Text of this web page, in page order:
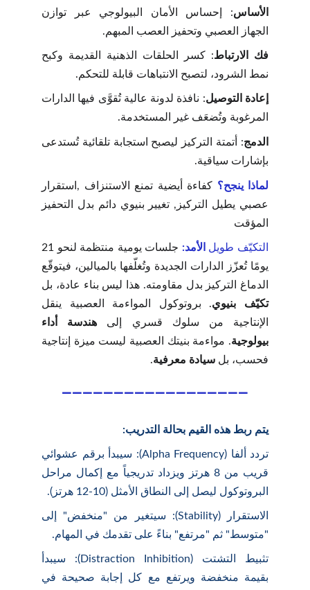
الأساس: إحساس الأمان البيولوجي عبر توازن
الجهاز العصبي وتحفيز العصب المبهم.
فك الارتباط: كسر الحلقات الذهنية القديمة وكبح
نمط الشرود، لتصبح الانتباهات قابلة للتحكم.
إعادة التوصيل: نافذة لدونة عالية تُقوَّى فيها الدارات
المرغوبة وتُضعَف غير المستخدمة.
الدمج: أتمتة التركيز ليصبح استجابة تلقائية تُستدعى
بإشارات سياقية.
لماذا ينجح؟ كفاءة أيضية تمنع الاستنزاف ,استقرار
عصبي يطيل التركيز, تغيير بنيوي دائم بدل التحفيز
المؤقت
التكيّف طويل الأمد:
جلسات يومية منتظمة لنحو 21
يومًا تُعزّز الدارات الجديدة وتُغلّفها بالميالين، فيتوقّع
الدماغ التركيز بدل مقاومته. هذا ليس بناء عادة، بل
تكيّف بنيوي. بروتوكول المواءمة العصبية ينقل
الإنتاجية من سلوك قسري إلى هندسة أداء
بيولوجية. مواءمة بنيتك العصبية ليست ميزة إنتاجية
فحسب، بل سيادة معرفية.
يتم ربط هذه القيم بحالة التدريب:
تردد ألفا (Alpha Frequency): سيبدأ برقم عشوائي
قريب من 8 هرتز ويزداد تدريجياً مع إكمال مراحل
البروتوكول ليصل إلى النطاق الأمثل (10-12 هرتز).
الاستقرار (Stability): سيتغير من "منخفض" إلى
"متوسط" ثم "مرتفع" بناءً على تقدمك في المهام.
تثبيط التشتت (Distraction Inhibition): سيبدأ
بقيمة منخفضة ويرتفع مع كل إجابة صحيحة في